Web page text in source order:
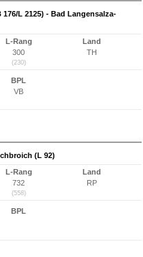
L 2125) - Bad Langensalza-
L-Rang
300
(230)
Land
TH
BPL
VB
(L 92)
L-Rang
732
(558)
Land
RP
BPL